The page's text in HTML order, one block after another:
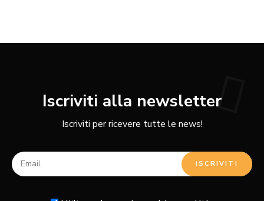
Iscriviti alla newsletter
Iscriviti per ricevere tutte le news!